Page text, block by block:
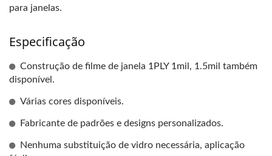
para janelas.
Especificação
Construção de filme de janela 1PLY 1mil, 1.5mil também
disponível.
Várias cores disponíveis.
Fabricante de padrões e designs personalizados.
Nenhuma substituição de vidro necessária, aplicação